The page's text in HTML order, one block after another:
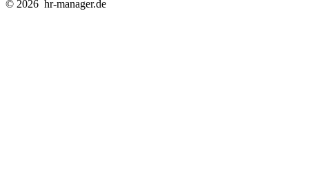
© 2026 hr-manager.de